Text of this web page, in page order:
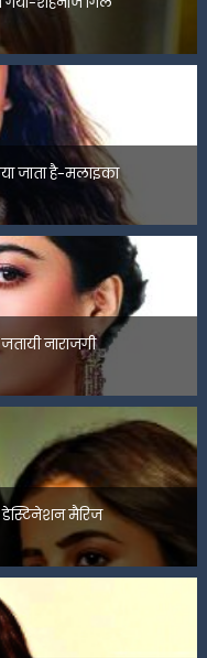
जाता है-मलाइका
नाराजगी
मैरिज